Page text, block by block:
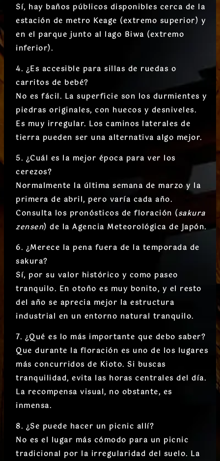
Sí, hay baños públicos disponibles cerca de la
estación de metro Keage (extremo superior) y
en el parque junto al lago Biwa (extremo
inferior).
4. ¿Es accesible para sillas de ruedas o
carritos de bebé?
No es fácil. La superficie son los durmientes y
piedras originales, con huecos y desniveles.
Es muy irregular. Los caminos laterales de
tierra pueden ser una alternativa algo mejor.
5. ¿Cuál es la mejor época para ver los
cerezos?
Normalmente la última semana de marzo y la
primera de abril, pero varía cada año.
Consulta los pronósticos de floración (sakura
zensen) de la Agencia Meteorológica de Japón.
6. ¿Merece la pena fuera de la temporada de
sakura?
Sí, por su valor histórico y como paseo
tranquilo. En otoño es muy bonito, y el resto
del año se aprecia mejor la estructura
industrial en un entorno natural tranquilo.
7. ¿Qué es lo más importante que debo saber?
Que durante la floración es uno de los lugares
más concurridos de Kioto. Si buscas
tranquilidad, evita las horas centrales del día.
La recompensa visual, no obstante, es
inmensa.
8. ¿Se puede hacer un picnic allí?
No es el lugar más cómodo para un picnic
tradicional por la irregularidad del suelo. La